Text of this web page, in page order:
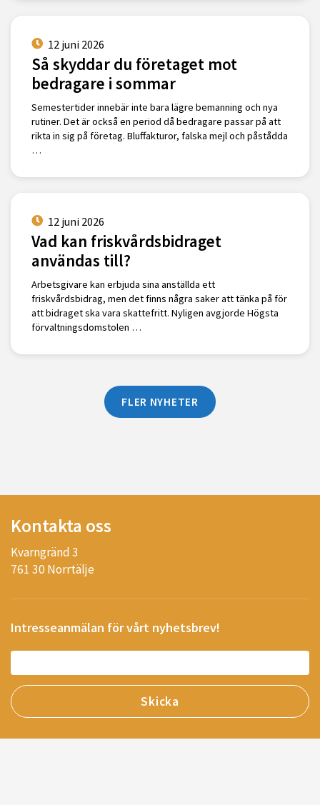
12 juni 2026
Så skyddar du företaget mot
bedragare i sommar
Semestertider innebär inte bara lägre bemanning och nya
rutiner. Det är också en period då bedragare passar på att
rikta in sig på företag. Bluffakturor, falska mejl och påstådda
…
12 juni 2026
Vad kan friskvårdsbidraget
användas till?
Arbetsgivare kan erbjuda sina anställda ett
friskvårdsbidrag, men det finns några saker att tänka på för
att bidraget ska vara skattefritt. Nyligen avgjorde Högsta
förvaltningsdomstolen …
FLER NYHETER
Kontakta oss
Kvarngränd 3
761 30 Norrtälje
Intresseanmälan för vårt nyhetsbrev!